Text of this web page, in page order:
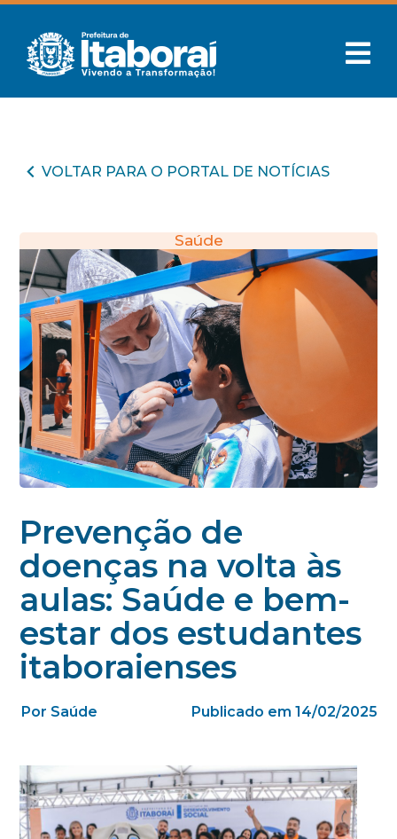
VOLTAR PARA O PORTAL DE NOTÍCIAS
Saúde
Prevenção de
doenças na volta às
aulas: Saúde e bem-
estar dos estudantes
itaboraienses
Por Saúde Publicado em 14/02/2025